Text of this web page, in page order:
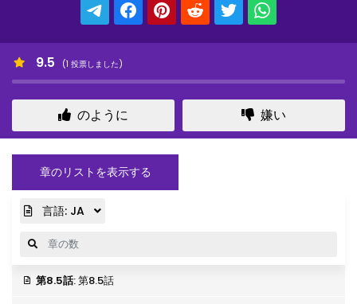
9.5 (1 投票しました)
のように 嫌い
章のリストを表示する
言語: JA
第8.5話: 第8.5話